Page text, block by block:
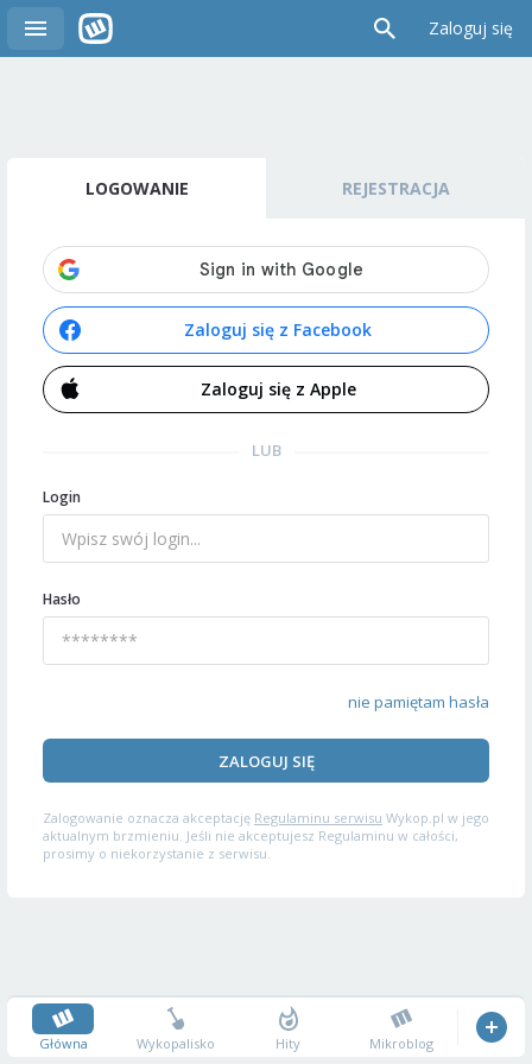
Zaloguj się
LOGOWANIE REJESTRACJA
Zaloguj się z Facebook
Zaloguj się z Apple
LUB
Login
Hasło
nie pamiętam hasła
ZALOGUJ SIĘ
Zalogowanie oznacza akceptację Regulaminu serwisu Wykop.pl w jego
aktualnym brzmieniu. Jeśli nie akceptujesz Regulaminu w całości,
prosimy o niekorzystanie z serwisu.
Główna Wykopalisko Hity Mikroblog